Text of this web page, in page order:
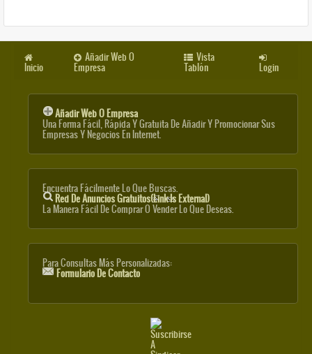
Inicio
Añadir Web O
Empresa
Vista
Tablón Login
Añadir Web O Empresa
Una Forma Fácil, Rápida Y Gratuita De Añadir Y Promocionar Sus
Empresas Y Negocios En Internet.
Encuentra Fácilmente Lo Que Buscas.
Red De Anuncios Gratuitos(link Is External)
La Manera Fácil De Comprar O Vender Lo Que Deseas.
Para Consultas Más Personalizadas:
Formulario De Contacto